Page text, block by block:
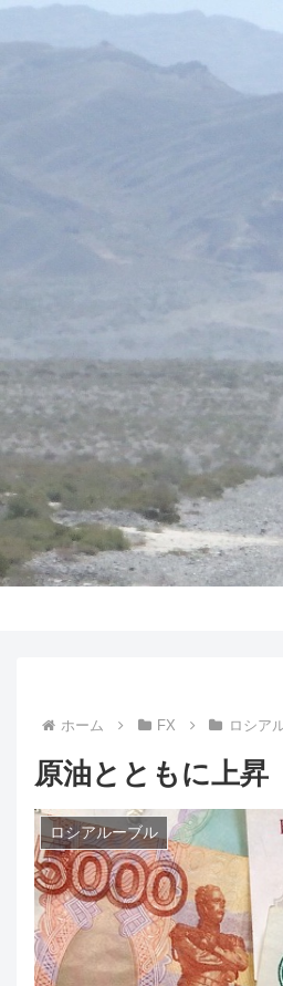
ホーム FX ロシア
原油とともに上昇
ロシアルーブル